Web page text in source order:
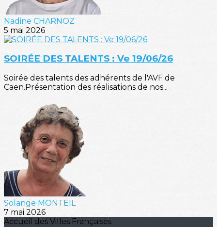
Nadine CHARNOZ
5 mai 2026
SOIRÉE DES TALENTS : Ve 19/06/26
Soirée des talents des adhérents de l'AVF de
Caen.Présentation des réalisations de nos...
Solange MONTEIL
7 mai 2026
Accueil des Villes Françaises